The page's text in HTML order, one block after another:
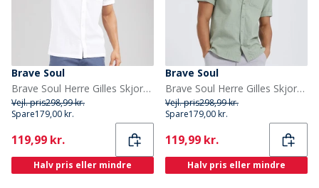
Brave Soul
Brave Soul Herre Gilles Skjorter med korte ærmer Hvid
Vejl. pris298,99 kr.
Spare179,00 kr.
Current
119,99 kr.
Halv pris eller mindre
Brave Soul
Brave Soul Herre Gilles Skjorter med korte ærmer Grøn
Vejl. pris298,99 kr.
Spare179,00 kr.
Current
119,99 kr.
Halv pris eller mindre